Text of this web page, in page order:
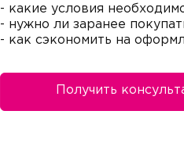
- какие условия
- нужно ли заранее
- как сэкономить на
Получить